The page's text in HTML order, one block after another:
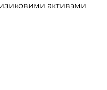
активами